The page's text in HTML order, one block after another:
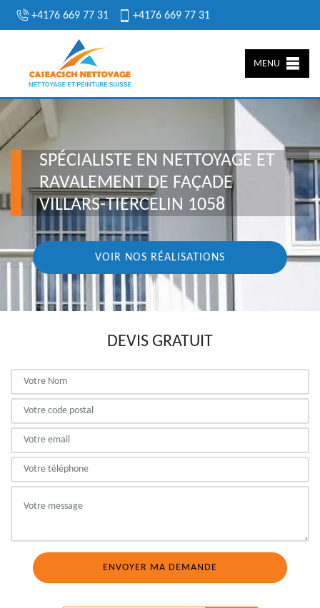
+4176 669 77 31 +4176 669 77 31
MENU
SPÉCIALISTE EN NETTOYAGE ET
RAVALEMENT DE FAÇADE
VILLARS-TIERCELIN 1058
VOIR NOS RÉALISATIONS
DEVIS GRATUIT